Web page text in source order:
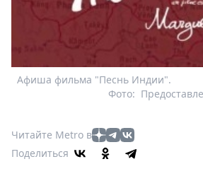
Афиша фильма "Песнь Индии".
Фото:
Читайте Metro в
Поделиться